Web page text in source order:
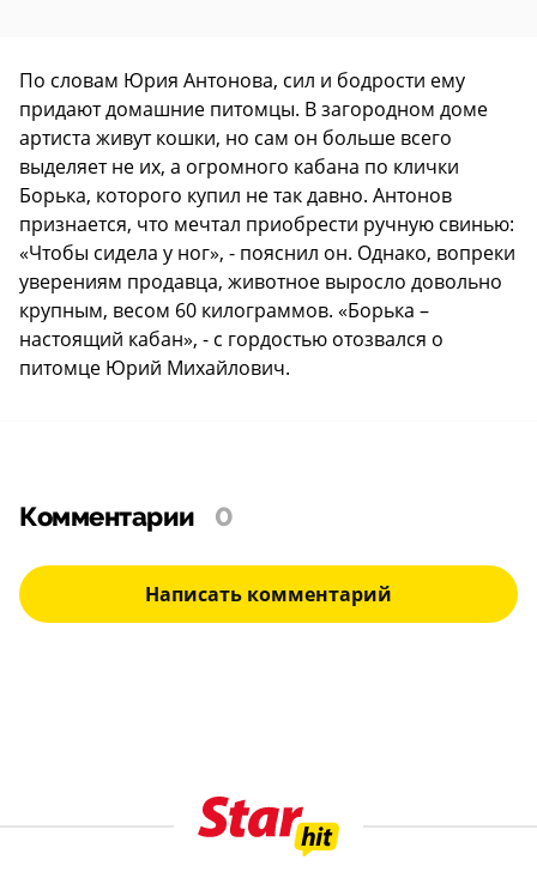
По словам Юрия Антонова, сил и бодрости ему
придают домашние питомцы. В загородном доме
артиста живут кошки, но сам он больше всего
выделяет не их, а огромного кабана по клички
Борька, которого купил не так давно. Антонов
признается, что мечтал приобрести ручную свинью:
«Чтобы сидела у ног», - пояснил он. Однако, вопреки
уверениям продавца, животное выросло довольно
крупным, весом 60 килограммов. «Борька –
настоящий кабан», - с гордостью отозвался о
питомце Юрий Михайлович.
Комментарии 0
Написать комментарий